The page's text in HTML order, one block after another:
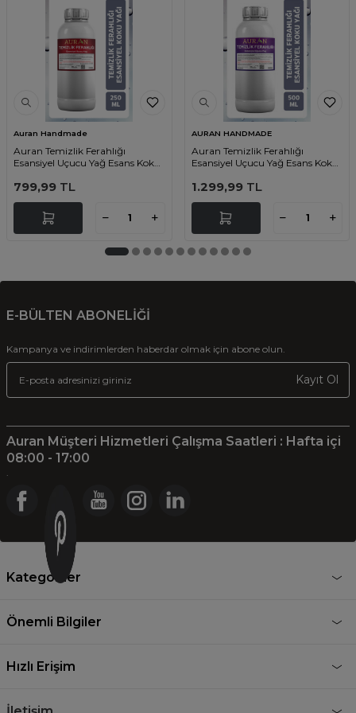
Auran Handmade
Auran Temizlik Ferahlığı
Esansiyel Uçucu Yağ Esans Koku
Oda Kokusu 250ml
799,99 TL
AURAN HANDMADE
Auran Temizlik Ferahlığı
Esansiyel Uçucu Yağ Esans Koku
Oda Kokusu 500ml
1.299,99TL
E-BÜLTEN ABONELİĞİ
Kampanya ve indirimlerden haberdar olmak için abone olun.
Kayıt Ol
Auran Müşteri Hizmetleri Çalışma Saatleri : Hafta içi
08:00 - 17:00
Kategoriler
Önemli Bilgiler
Hızlı Erişim